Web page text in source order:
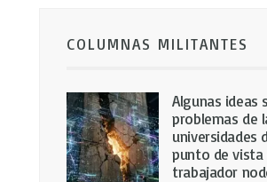
COLUMNAS MILITANTES
Algunas ideas
problemas de
universidades
punto de vista
trabajador